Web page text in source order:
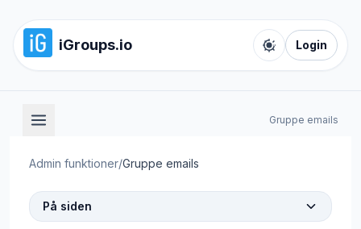
iGroups.io
Toggle color
Login
Gruppe emails
Admin funktioner/Gruppe emails
På siden